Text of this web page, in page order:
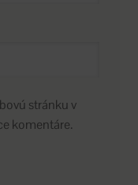
stránku v
komentáre.